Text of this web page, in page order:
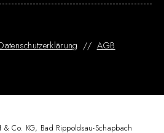
// AGB
Co. KG, Bad Rippoldsau-Schapbach